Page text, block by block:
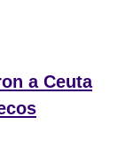
a Ceuta